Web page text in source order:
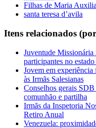
Filhas de Maria
santa teresa d’avila
Itens relacionados
Juventude Missionária
participantes no
Jovem em
às Irmãs Salesianas
Conselhos gerais
comunhão e partilha
Irmãs da Inspetoria
Retiro Anual
Venezuela: